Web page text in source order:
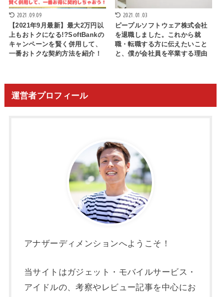
2021.09.09
【2021年9月最新】最大2万円以
上もおトクになる!?SoftBankの
キャンペーンを賢く併用して、
一番おトクな契約方法を紹介！
2021.01.03
ピープルソフトウェア株式会社
を退職しました。これから就
職・転職する方に伝えたいこと
と、僕が会社員を卒業する理由
運営者プロフィール
アナザーディメンションへようこそ！
当サイトはガジェット・モバイルサービス・
アイドルの、考察やレビュー記事を中心にお